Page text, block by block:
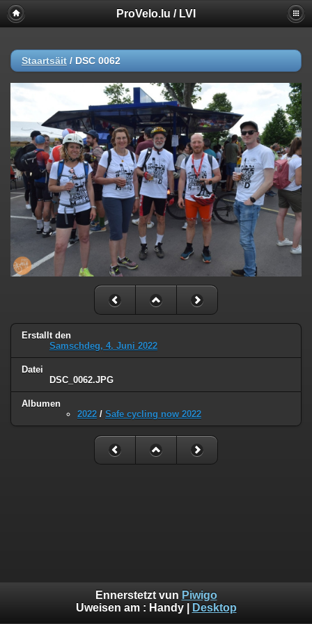
ProVelo.lu / LVI
Staartsäit / DSC 0062
Erstallt den
Samschdeg, 4. Juni 2022
Datei
DSC_0062.JPG
Albumen
2022 / Safe cycling now 2022
Ennerstetzt vun Piwigo
Uweisen am : Handy| Desktop